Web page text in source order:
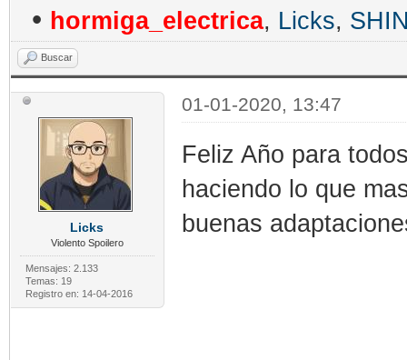
• hormiga_electrica, Licks,
Buscar
Licks
Violento Spoilero
Mensajes: 2.133
Temas: 19
Registro en: 14-04-2016
01-01-2020, 13:47
Feliz Año para
haciendo lo que
buenas